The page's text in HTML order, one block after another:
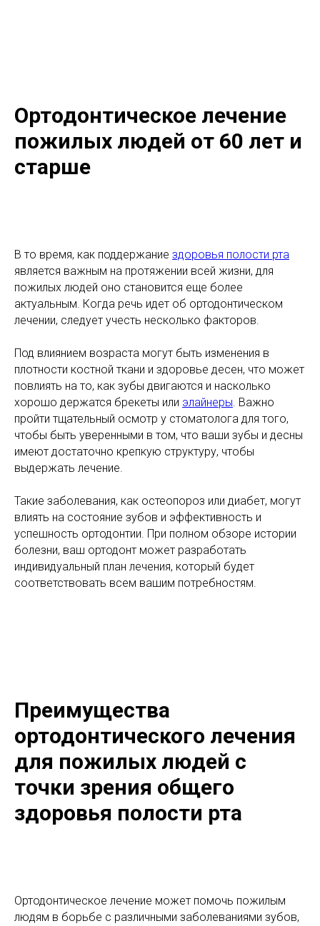
Ортодонтическое лечение
пожилых людей от 60 лет и
старше
В то время, как поддержание здоровья полости рта
является важным на протяжении всей жизни, для
пожилых людей оно становится еще более
актуальным. Когда речь идет об ортодонтическом
лечении, следует учесть несколько факторов.
Под влиянием возраста могут быть изменения в
плотности костной ткани и здоровье десен, что может
повлиять на то, как зубы двигаются и насколько
хорошо держатся брекеты или элайнеры. Важно
пройти тщательный осмотр у стоматолога для того,
чтобы быть уверенными в том, что ваши зубы и десны
имеют достаточно крепкую структуру, чтобы
выдержать лечение.
Такие заболевания, как остеопороз или диабет, могут
влиять на состояние зубов и эффективность и
успешность ортодонтии. При полном обзоре истории
болезни, ваш ортодонт может разработать
индивидуальный план лечения, который будет
соответствовать всем вашим потребностям.
Преимущества
ортодонтического лечения
для пожилых людей с
точки зрения общего
здоровья полости рта
Ортодонтическое лечение может помочь пожилым
людям в борьбе с различными заболеваниями зубов,